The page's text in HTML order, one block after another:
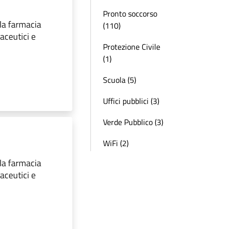
farmacia
e
farmacia
e
Pronto soccorso
(110)
Protezione Civile
(1)
Scuola (5)
Uffici pubblici (3)
Verde Pubblico (3)
WiFi (2)